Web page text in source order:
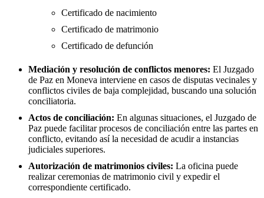
Certificado de nacimiento
Certificado de matrimonio
Certificado de defunción
Mediación y resolución de conflictos menores: El Juzgado
de Paz en Moneva interviene en casos de disputas vecinales y
conflictos civiles de baja complejidad, buscando una solución
conciliatoria.
Actos de conciliación: En algunas situaciones, el Juzgado de
Paz puede facilitar procesos de conciliación entre las partes en
conflicto, evitando así la necesidad de acudir a instancias
judiciales superiores.
Autorización de matrimonios civiles: La oficina puede
realizar ceremonias de matrimonio civil y expedir el
correspondiente certificado.